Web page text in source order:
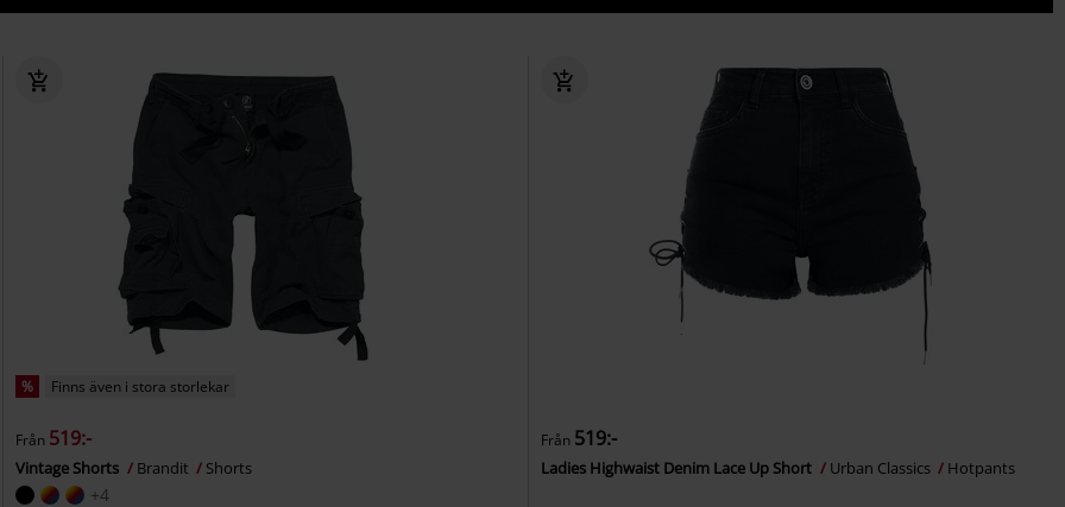
% Finns även i stora storlekar
Från 519:-
Vintage Shorts Brandit Shorts
+4
Från 519:-
Ladies Highwaist Denim Lace Up Short Urban Classics Hotpants